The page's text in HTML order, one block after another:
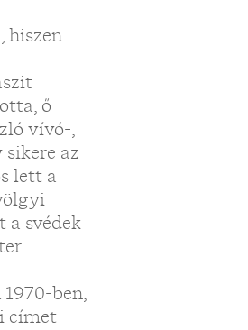
hiszen
ő
vívó-,
az
lett a
a svédek
ben,
címet